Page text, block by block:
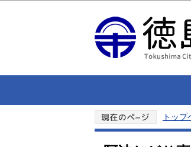
トップ